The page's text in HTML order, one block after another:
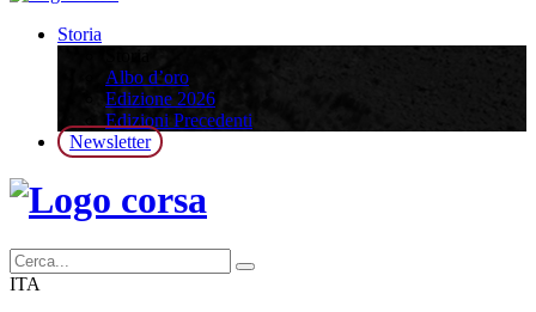
Storia
Albo d’oro
Edizione 2026
Edizioni Precedenti
Newsletter
ITA